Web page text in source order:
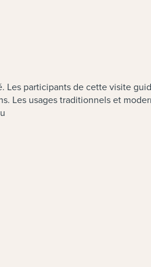
participants de cette visite
usages traditionnels et